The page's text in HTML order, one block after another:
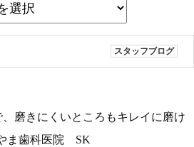
スタッフブログ
磨きにくいところもキレイに磨け
ま歯科医院 SK